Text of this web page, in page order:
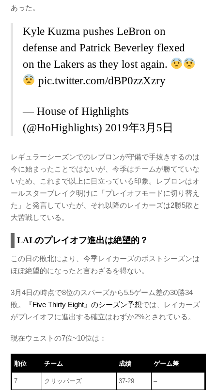
あった。
Kyle Kuzma pushes LeBron on
defense and Patrick Beverley flexed
on the Lakers as they lost again.
pic.twitter.com/dBP0zzXzry
— House of Highlights
(@HoHighlights) 2019年3月5日
レギュラーシーズンでのレブロンが守備で手抜きするのは
今に始まったことではないが、今季はチームが勝てていな
いため、これまで以上に目立っている印象。レブロンはオ
ールスターブレイク明けに「プレイオフモードに切り替え
た」と発言していたが、それ以降のレイカーズは2勝5敗と
大苦戦している。
LALのプレイオフ進出は絶望的？
この日の敗北により、今季レイカーズのポストシーズンは
ほぼ絶望的になったと言わざるを得ない。
3月4日の時点で8位のスパーズから5.5ゲーム差の30勝34
敗。
『Five Thirty Eight』のシーズン予想では、レイカーズ
がプレイオフに進出する確立はわずか2%とされている。
現在ウェストの7位~10位は：
順位 チーム 成績 ゲーム差
7 クリッパーズ 37-29 –